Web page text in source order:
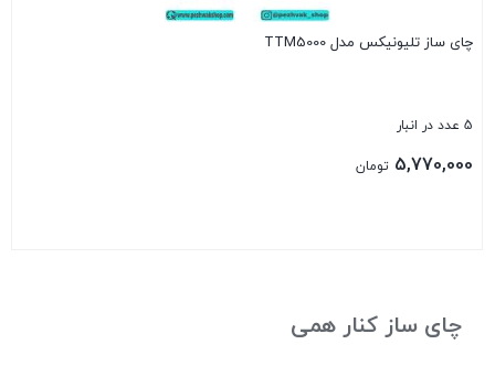
چای ساز تلیونیکس مدل TTM5000
5 عدد در انبار
5,770,000 تومان
چای ساز کنار همی